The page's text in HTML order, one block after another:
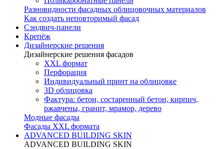
Разновидности фасадных облицовочных материалов
Как создать неповторимый фасад
Сэндвич-панели
Крепёж
Дизайнерские решения
Дизайнерские решения фасадов
XXL формат
Перфорация
Индивидуальный принт на облицовке
3D облицовка
Фактура: бетон, состаренный бетон, кирпич,
ржавчены, гранит, мрамор, дерево
Модные фасады
Фасады XXL формата
ADVANCED BUILDING SKIN
ADVANCED BUILDING SKIN